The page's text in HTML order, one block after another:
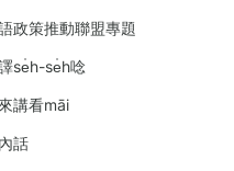
政策推動聯盟專題
se̍h-se̍h唸
講看māi
話